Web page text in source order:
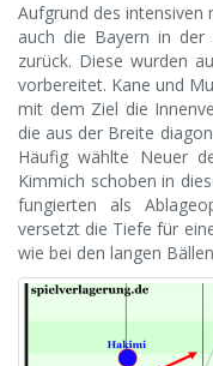
Aufgrund des intensiven
auch die Bayern in der
zurück. Diese wurden
vorbereitet. Kane und
mit dem Ziel die
die aus der Breite
Häufig wählte Neuer
Kimmich schoben in
fungierten als
versetzt die Tiefe für
wie bei den langen